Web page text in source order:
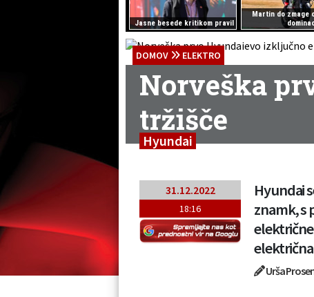
Jasne besede kritikom pravil
Martin do zmage
DOMOV ELEKTRO
Norveška
tržišče
Hyundai
31.12.2022
18:16
Hyundai
znamk, s
Urša